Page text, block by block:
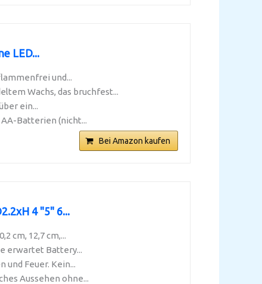
LED...
und...
Wachs, das bruchfest...
ein...
Batterien (nicht...
Bei Amazon kaufen
4 "5" 6...
cm, 12,7 cm,...
erwartet Battery...
Feuer. Kein...
Aussehen ohne...